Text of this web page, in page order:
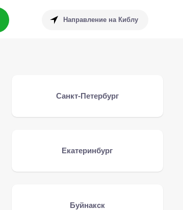
Направление на Киблу
Санкт-Петербург
Екатеринбург
Буйнакск